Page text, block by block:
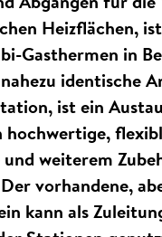
Heizflächen,
Gasthermen in
identische
ist ein
hochwertige,
und weiterem
vorhandene,
kann als